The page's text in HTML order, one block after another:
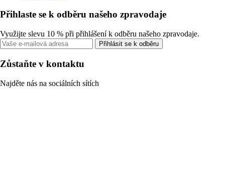
Přihlaste se k odběru našeho zpravodaje
Využijte slevu 10 % při přihlášení k odběru našeho zpravodaje.
Přihlásit se k odběru
Zůstaňte v kontaktu
Najděte nás na sociálních sítích